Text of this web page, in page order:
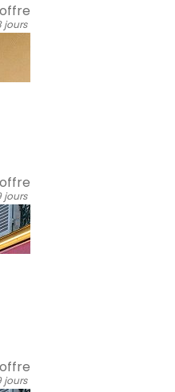
jours
jours
jours